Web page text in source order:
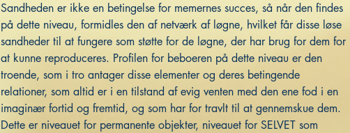
Sandheden er ikke en betingelse for memernes succes, så når den findes
på dette niveau, formidles den af netværk af løgne, hvilket får disse løse
sandheder til at fungere som støtte for de løgne, der har brug for dem for
at kunne reproduceres. Profilen for beboeren på dette niveau er den
troende, som i tro antager disse elementer og deres betingende
relationer, som altid er i en tilstand af evig venten med den ene fod i en
imaginær fortid og fremtid, og som har for travlt til at gennemskue dem.
Dette er niveauet for permanente objekter, niveauet for SELVET som